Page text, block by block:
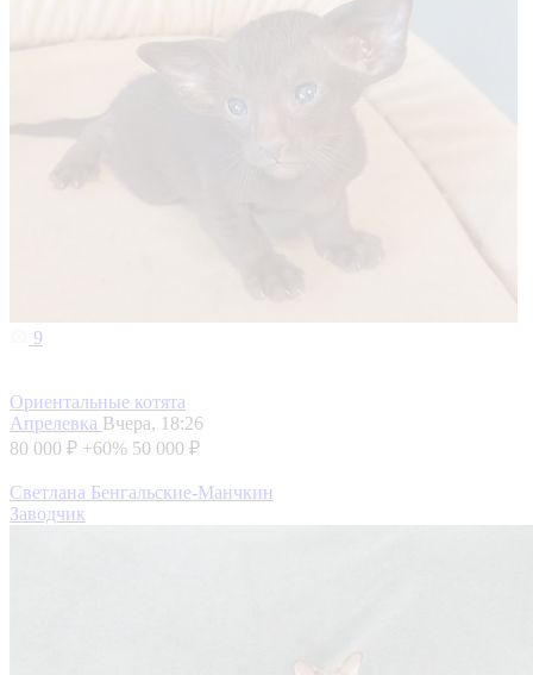
9
Ориентальные котята
Апрелевка Вчера, 18:26
80 000 ₽ +60% 50 000 ₽
Светлана Бенгальские-Манчкин
Заводчик